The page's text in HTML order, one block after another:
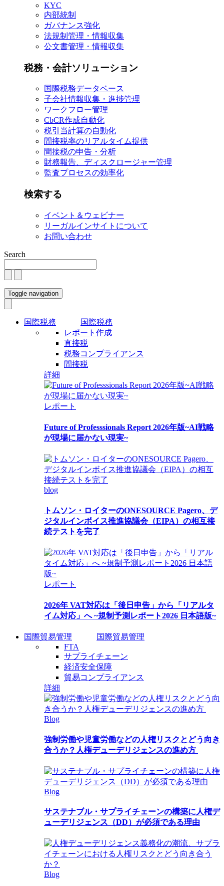
KYC
内部統制
ガバナンス強化
法規制管理・情報収集
公文書管理・情報収集
税務・会計ソリューション
国際税務データベース
子会社情報収集・進捗管理
ワークフロー管理
CbCR作成自動化
税引当計算の自動化
間接税率のリアルタイム提供
間接税の申告・分析
財務報告、ディスクロージャー管理
監査プロセスの効率化
検索する
イベント＆ウェビナー
リーガルインサイトについて
お問い合わせ
Search
Toggle navigation
国際税務
国際税務
レポート作成
直接税
税務コンプライアンス
間接税
詳細
レポート
Future of Professsionals Report 2026年版~AI戦略
が現場に届かない現実~
blog
トムソン・ロイターのONESOURCE Pagero、デ
ジタルインボイス推進協議会（EIPA）の相互接
続テストを完了
レポート
2026年 VAT対応は「後日申告」から「リアルタ
イム対応」へ ~規制予測レポート2026 日本語版~
国際貿易管理
国際貿易管理
FTA
サプライチェーン
経済安全保障
貿易コンプライアンス
詳細
Blog
強制労働や児童労働などの人権リスクとどう向き
合うか？人権デューデリジェンスの進め方
Blog
サステナブル・サプライチェーンの構築に人権デ
ューデリジェンス（DD）が必須である理由
Blog